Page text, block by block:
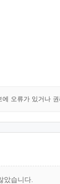
오류가 있거나
았습니다.